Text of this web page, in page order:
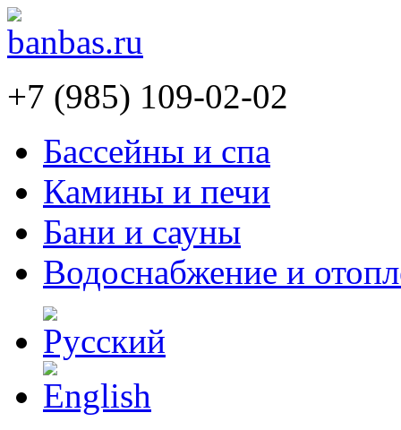
+7 (985) 109-02-02
Бассейны и спа
Камины и печи
Бани и сауны
Водоснабжение и